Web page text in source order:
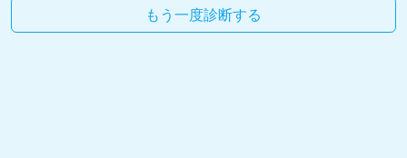
もう一度診断する